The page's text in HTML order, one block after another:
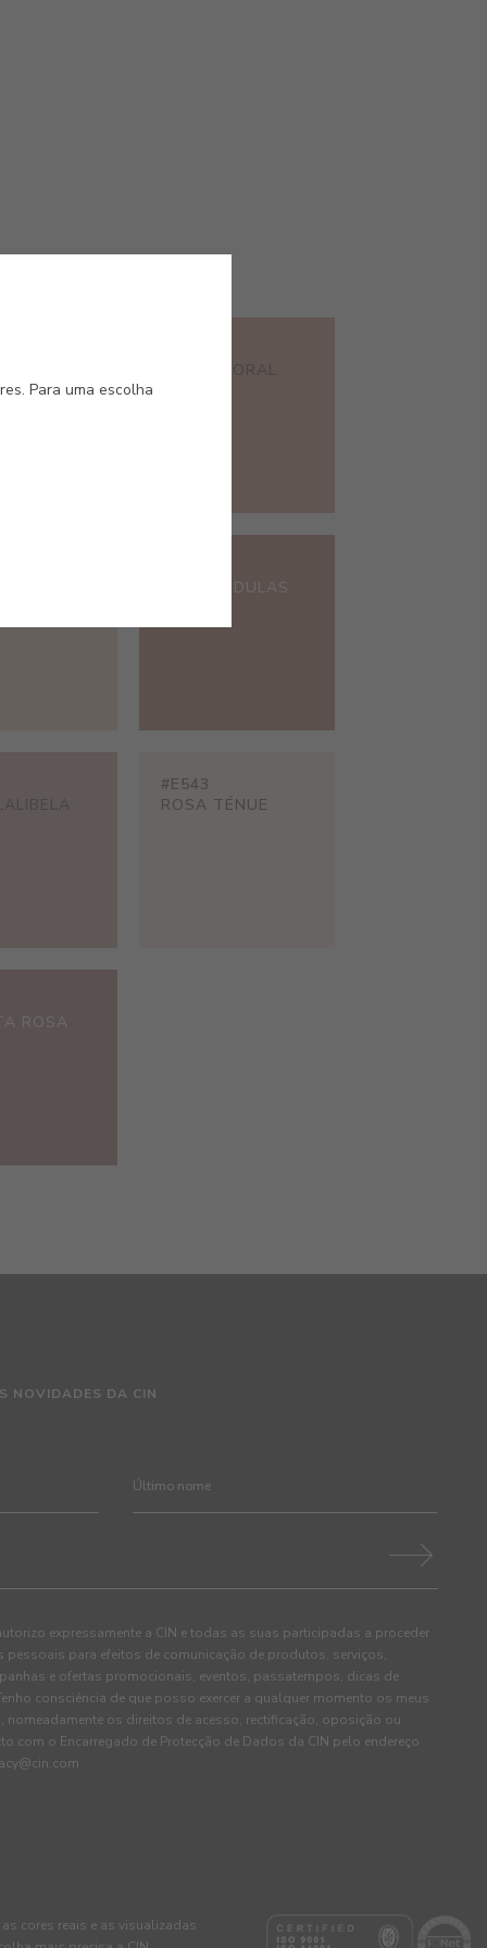
TERRA CORAL
OCRE MÉDULAS
#E543
ROSA TÉNUE
ROSA
NOVIDADES DA CIN
expressamente a CIN e todas as suas participadas a proceder
para efeitos de comunicação de produtos, serviços,
e ofertas promocionais, eventos, passatempos, dicas de
consciência de que posso exercer a qualquer momento os meus
os direitos de acesso, rectificação, oposição ou
com o Encarregado de Protecção de Dados da CIN pelo endereço
cores reais e as visualizadas
Para uma escolha